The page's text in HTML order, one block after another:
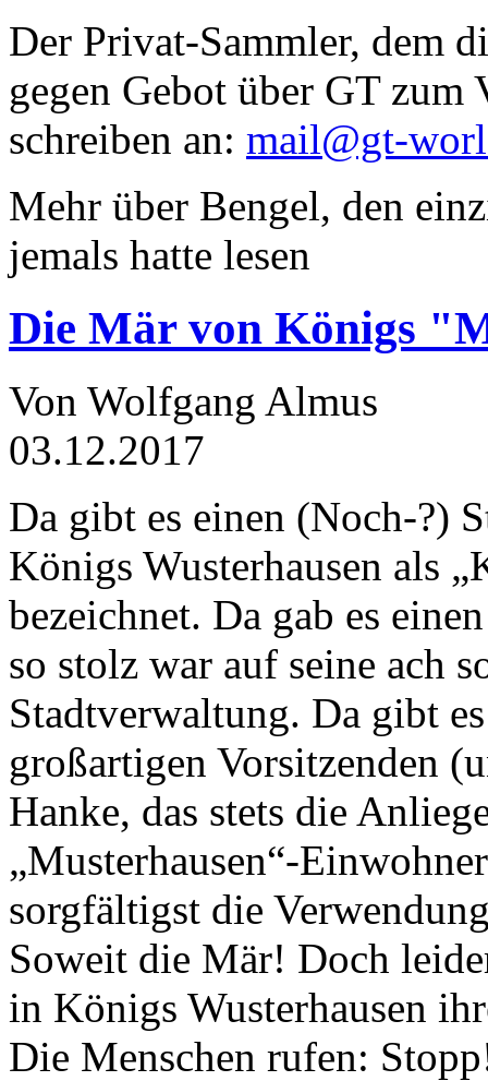
Der Privat-Sammler, dem
gegen Gebot über GT zum
schreiben an: mail@gt-
Mehr über Bengel, den
jemals hatte lesen
Die Mär von Königs
Von Wolfgang Almus
03.12.2017
Da gibt es einen (Noch-?)
Königs Wusterhausen als
bezeichnet. Da gab es
so stolz war auf seine ach
Stadtverwaltung. Da gibt
großartigen Vorsitzenden
Hanke, das stets die
„Musterhausen“-
sorgfältigst die
Soweit die Mär! Doch
in Königs Wusterhausen
Die Menschen rufen: